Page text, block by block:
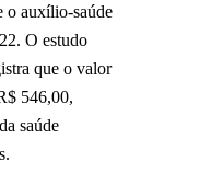
o auxílio-saúde
O estudo
que o valor
546,00,
saúde